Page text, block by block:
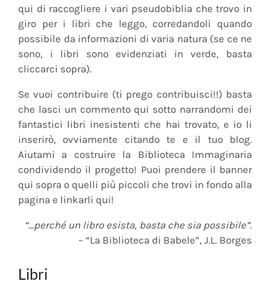
qui di raccogliere i vari pseudobiblia che trovo in
giro per i libri che leggo, corredandoli quando
possibile da informazioni di varia natura (se ce ne
sono, i libri sono evidenziati in verde, basta
cliccarci sopra).
Se vuoi contribuire (ti prego contribuisci!!) basta
che lasci un commento qui sotto narrandomi dei
fantastici libri inesistenti che hai trovato, e io li
inserirò, ovviamente citando te e il tuo blog.
Aiutami a costruire la Biblioteca Immaginaria
condividendo il progetto! Puoi prendere il banner
qui sopra o quelli più piccoli che trovi in fondo alla
pagina e linkarli qui!
“…perché un libro esista, basta che sia possibile”.
– “La Biblioteca di Babele”, J.L. Borges
Libri